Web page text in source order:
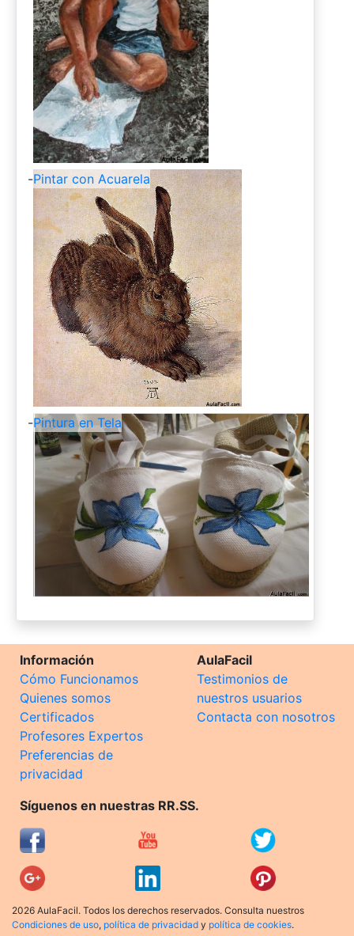
-Pintar con Acuarela
-Pintura en Tela
Información
Cómo Funcionamos
Quienes somos
Certificados
Profesores Expertos
Preferencias de
privacidad
AulaFacil
Testimonios de
nuestros usuarios
Contacta con nosotros
Síguenos en nuestras RR.SS.
2026 AulaFacil. Todos los derechos reservados. Consulta nuestros
Condiciones de uso, política de privacidad y política de cookies.